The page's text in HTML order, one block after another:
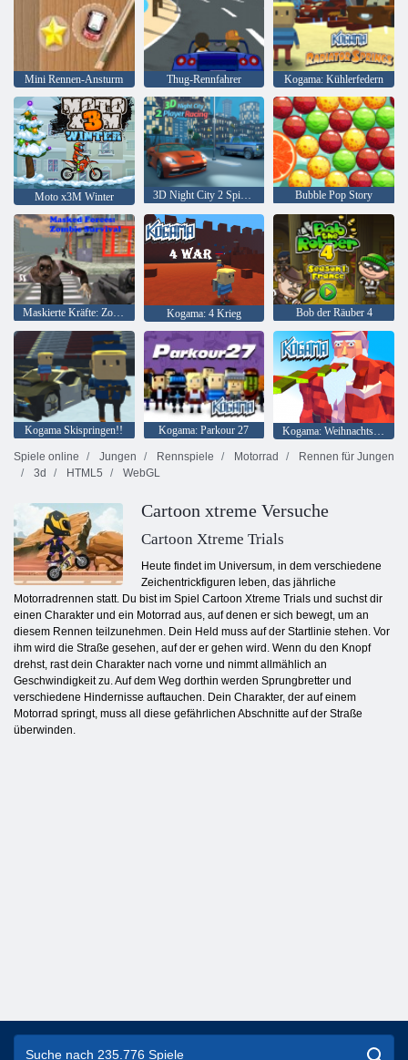
Mini Rennen-Ansturm Thug-Rennfahrer Kogama: Kühlerfedern
Moto x3M Winter 3D Night City 2 Spielerrennen Bubble Pop Story
Maskierte Kräfte: Zombie-Überleben Kogama: 4 Krieg Bob der Räuber 4
Kogama Skispringen!! Kogama: Parkour 27
Kogama: Weihnachtsparkour
Spiele online
Jungen Rennspiele Motorrad
Rennen für Jungen
3d
HTML5 WebGL
Cartoon xtreme Versuche
Cartoon Xtreme Trials
Heute findet im Universum, in dem verschiedene
Zeichentrickfiguren leben, das jährliche
Motorradrennen statt. Du bist im Spiel Cartoon Xtreme Trials und suchst dir
einen Charakter und ein Motorrad aus, auf denen er sich bewegt, um an
diesem Rennen teilzunehmen. Dein Held muss auf der Startlinie stehen. Vor
ihm wird die Straße gesehen, auf der er gehen wird. Wenn du den Knopf
drehst, rast dein Charakter nach vorne und nimmt allmählich an
Geschwindigkeit zu. Auf dem Weg dorthin werden Sprungbretter und
verschiedene Hindernisse auftauchen. Dein Charakter, der auf einem
Motorrad springt, muss all diese gefährlichen Abschnitte auf der Straße
überwinden.